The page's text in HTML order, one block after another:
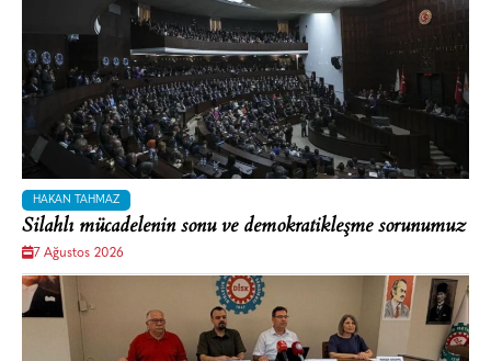
HAKAN TAHMAZ
Silahlı mücadelenin sonu ve demokratikleşme sorunumuz
7 Ağustos 2026